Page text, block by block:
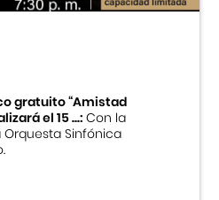
gratuito “Amistad
el 15 ...:Con la
Sinfónica